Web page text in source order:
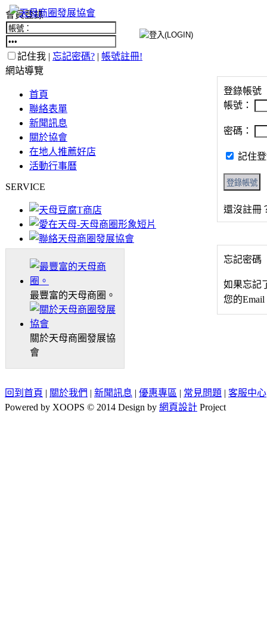
會員登錄
記住我 | 忘記密碼? | 帳號註冊!
網站導覽
首頁
聯絡表單
新聞訊息
關於協會
在地人推薦好店
活動行事曆
SERVICE
最豐富的天母商圈。
關於天母商圈發展協
會
登錄帳號
帳號：
密碼：
記住
還沒註冊
忘記密碼
如果忘記
您的
回到首頁 | 關於我們 | 新聞訊息 | 優惠專區 | 常見問題 | 客服中心
Powered by XOOPS © 2014 Design by 網頁設計 Project